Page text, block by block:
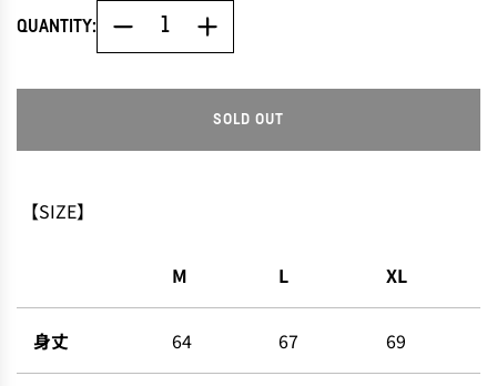
QUANTITY:
SOLD OUT
O
【SIZE】
M L XL
身丈 64 67 69